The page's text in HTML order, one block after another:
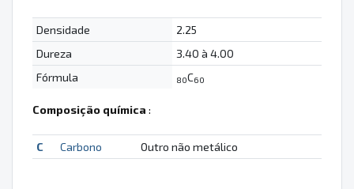
Densidade
2.25
Dureza
3.40 à 4.00
Fórmula
80C60
Composição química :
C Carbono Outro não metálico